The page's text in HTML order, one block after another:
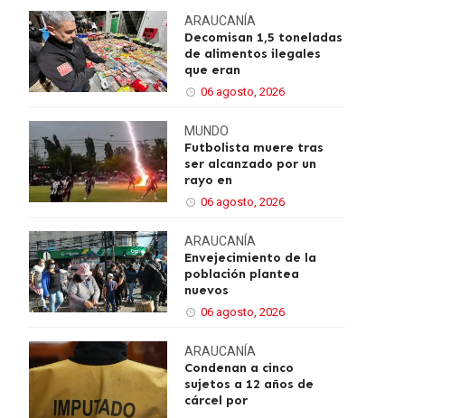
ARAUCANÍA
Decomisan 1,5 toneladas
de alimentos ilegales
que eran
06 agosto, 2026
MUNDO
Futbolista muere tras
ser alcanzado por un
rayo en
06 agosto, 2026
ARAUCANÍA
Envejecimiento de la
población plantea
nuevos
06 agosto, 2026
ARAUCANÍA
Condenan a cinco
sujetos a 12 años de
cárcel por